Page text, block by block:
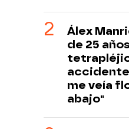
Álex
de 25
accidente
me veía
abajo"